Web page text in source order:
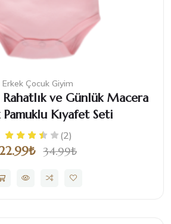
Erkek Çocuk Giyim
ve Günlük Macera
Pamuklu Kıyafet Seti
(2)
34.99₺